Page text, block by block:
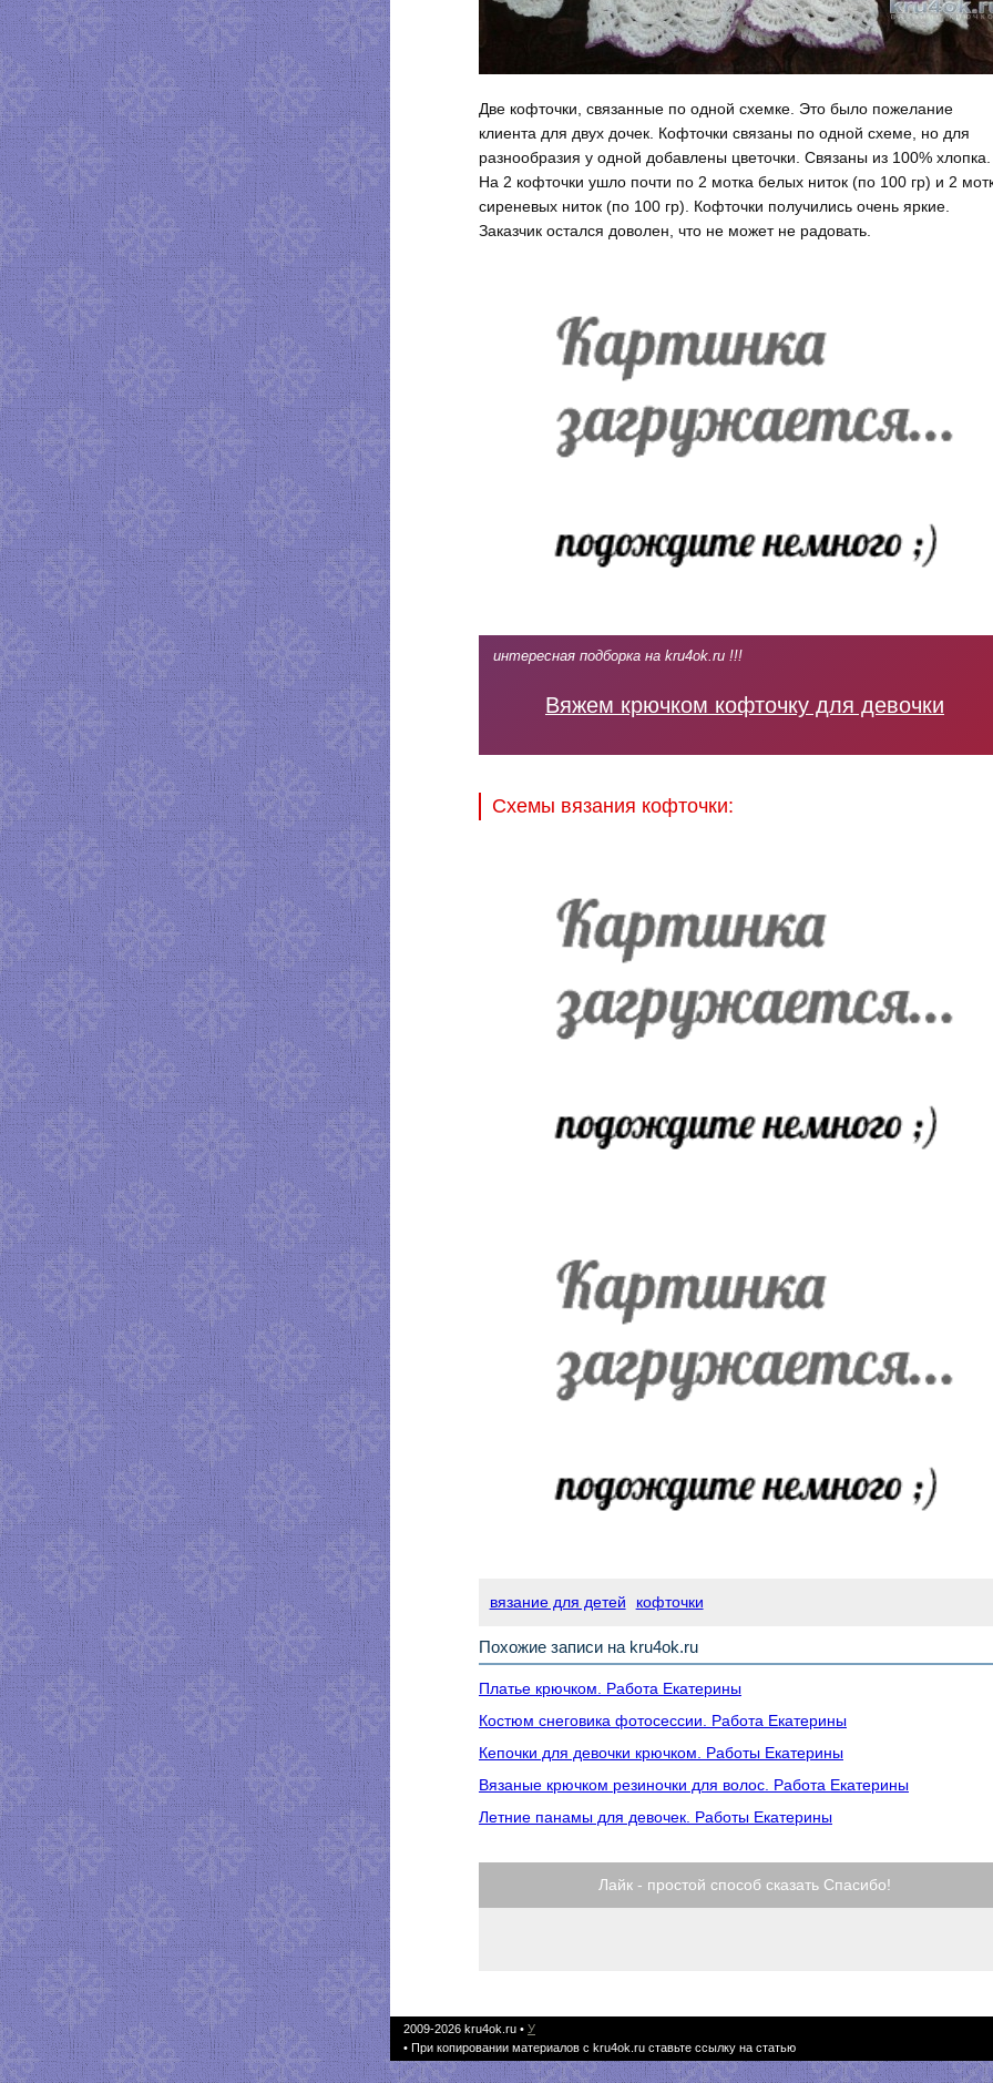
Две кофточки, связанные по одной схемке. Это было пожелание
клиента для двух дочек. Кофточки связаны по одной схеме, но для
разнообразия у одной добавлены цветочки. Связаны из 100% хлопка.
На 2 кофточки ушло почти по 2 мотка белых ниток (по 100 гр) и 2
сиреневых ниток (по 100 гр). Кофточки получились очень яркие.
Заказчик остался доволен, что не может не радовать.
интересная подборка на kru4ok.ru !!!
Вяжем крючком кофточку для девочки
Схемы вязания кофточки:
вязание для детей кофточки
Похожие записи на kru4ok.ru
Платье крючком. Работа Екатерины
Костюм снеговика фотосессии. Работа Екатерины
Кепочки для девочки крючком. Работы Екатерины
Вязаные крючком резиночки для волос. Работа Екатерины
Летние панамы для девочек. Работы Екатерины
Лайк - простой способ сказать Спасибо!
2009-2026 kru4ok.ru • У
• При копировании материалов с kru4ok.ru ставьте ссылку на статью